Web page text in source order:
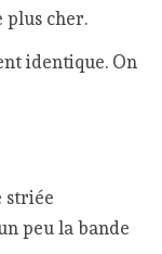
plus cher.
identique. On
striée
peu la bande